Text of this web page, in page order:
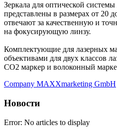
Зеркала для оптической
представлены в размерах от 20
отвечают за качественную и
на фокусирующую линзу.
Комплектующие для лазерных
объективами для двух классов
СО2 маркер и волоконный
Company MAXXmarketing GmbH
Новости
Error: No articles to display